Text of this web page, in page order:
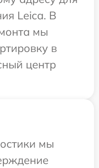
Leica. В
мы
в
центр
мы